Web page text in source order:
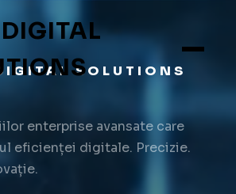
DIGITAL
SOLUTIONS
enterprise avansate care
eficienței digitale. Precizie.